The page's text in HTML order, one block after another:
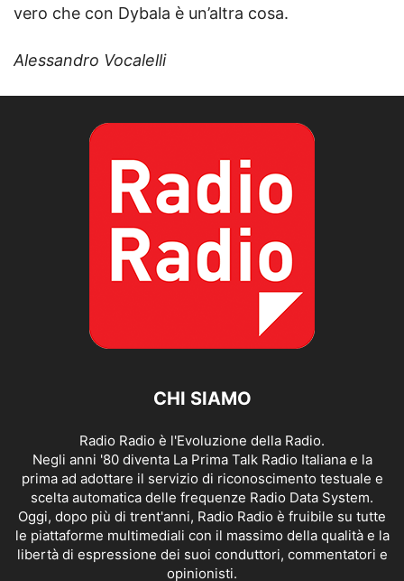
vero che con Dybala è un’altra cosa.
Alessandro Vocalelli
CHI SIAMO
Radio Radio è l'Evoluzione della Radio.
Negli anni '80 diventa La Prima Talk Radio Italiana e la
prima ad adottare il servizio di riconoscimento testuale e
scelta automatica delle frequenze Radio Data System.
Oggi, dopo più di trent'anni, Radio Radio è fruibile su tutte
le piattaforme multimediali con il massimo della qualità e la
libertà di espressione dei suoi conduttori, commentatori e
opinionisti.